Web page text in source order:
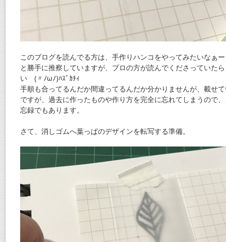
このブログを読んでる方は、手作りハンコをやってみたいなぁ
と勝手に推察していますが、プロの方が読んでくださっていた
い (〃ﾉωﾉ)ﾊｽﾞｶﾁｨ
手順も合ってるんだか間違ってるんだか分かりませんが、載せ
ですが、過去に作ったものや作り方を完全に忘れてしまうので
忘録でもあります。
さて、消しゴムへ葉っぱのデザインを転写する準備。